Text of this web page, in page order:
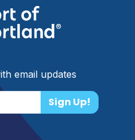
email updates
Sign Up!